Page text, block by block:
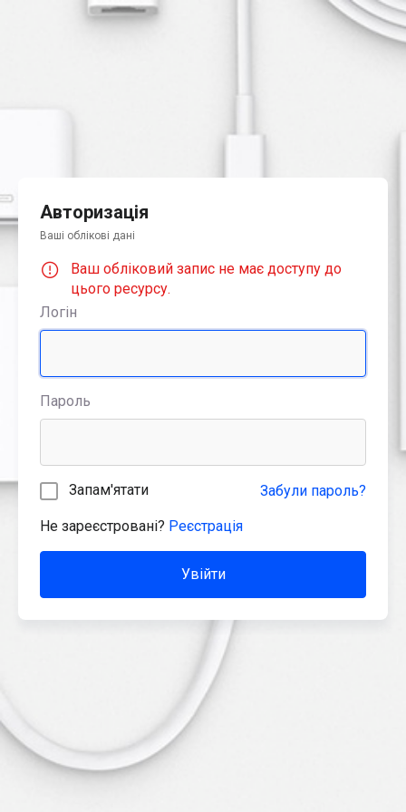
Авторизація
Ваші облікові дані
Ваш обліковий запис не має доступу до
цього ресурсу.
Логін
Пароль
Запам'ятати Забули пароль?
Не зареєстровані? Реєстрація